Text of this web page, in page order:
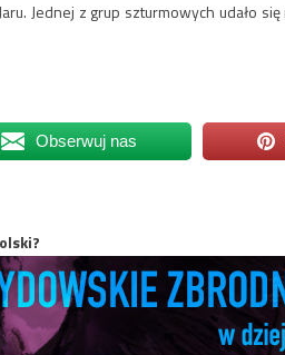
Jednej z grup szturmowych udało
Obserwuj nas